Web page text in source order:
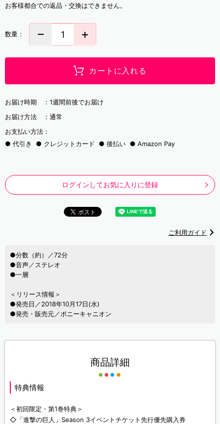
お客様都合での返品・交換はできません。
数量：
カートに入れる
お届け時期 ： 1週間前後でお届け
お届け方法 ： 通常
お支払い方法：
代引き
クレジットカード 後払い Amazon Pay
ログインしてお気に入りに登録
ご利用ガイド
●分数（約）／72分
●音声／ステレオ
●一層
＜リリース情報＞
●発売日／2018年10月17日(水)
●発売・販売元／ポニーキャニオン
商品詳細
特典情報
＜初回限定・第1巻特典＞
◇「進撃の巨人」Season 3イベントチケット先行優先購入券